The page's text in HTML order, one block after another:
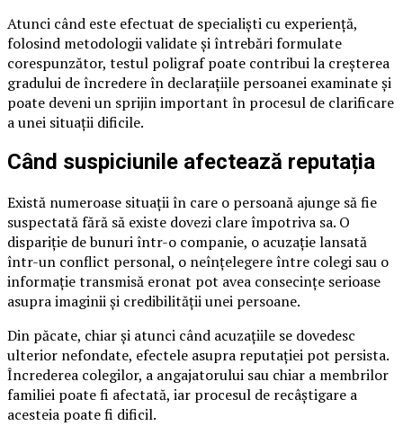
Atunci când este efectuat de specialiști cu experiență,
folosind metodologii validate și întrebări formulate
corespunzător, testul poligraf poate contribui la creșterea
gradului de încredere în declarațiile persoanei examinate și
poate deveni un sprijin important în procesul de clarificare
a unei situații dificile.
Când suspiciunile afectează reputația
Există numeroase situații în care o persoană ajunge să fie
suspectată fără să existe dovezi clare împotriva sa. O
dispariție de bunuri într-o companie, o acuzație lansată
într-un conflict personal, o neînțelegere între colegi sau o
informație transmisă eronat pot avea consecințe serioase
asupra imaginii și credibilității unei persoane.
Din păcate, chiar și atunci când acuzațiile se dovedesc
ulterior nefondate, efectele asupra reputației pot persista.
Încrederea colegilor, a angajatorului sau chiar a membrilor
familiei poate fi afectată, iar procesul de recâștigare a
acesteia poate fi dificil.